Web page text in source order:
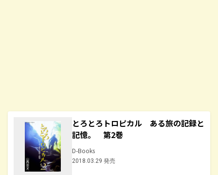
とろとろトロピカル ある旅の記録と
記憶。 第2巻
D-Books
2018.03.29 発売